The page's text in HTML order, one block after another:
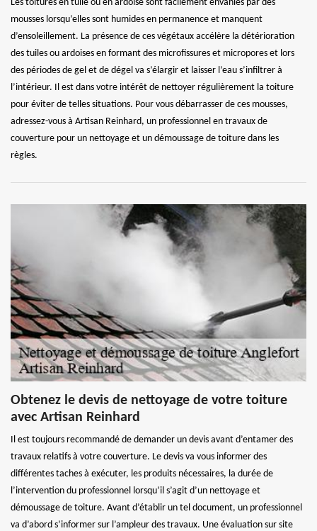
Les toitures en tuile ou en ardoise sont facilement envahies par des
mousses lorsqu’elles sont humides en permanence et manquent
d’ensoleillement. La présence de ces végétaux accélère la détérioration
des tuiles ou ardoises en formant des microfissures et micropores et lors
des périodes de gel et de dégel va s’élargir et laisser l’eau s’infiltrer à
l’intérieur. Il est dans votre intérêt de nettoyer régulièrement la toiture
pour éviter de telles situations. Pour vous débarrasser de ces mousses,
adressez-vous à Artisan Reinhard, un professionnel en travaux de
couverture pour un nettoyage et un démoussage de toiture dans les
règles.
Obtenez le devis de nettoyage de votre toiture
avec Artisan Reinhard
Il est toujours recommandé de demander un devis avant d’entamer des
travaux relatifs à votre couverture. Le devis va vous informer des
différentes taches à exécuter, les produits nécessaires, la durée de
l’intervention du professionnel lorsqu’il s’agit d’un nettoyage et
démoussage de toiture. Avant d’établir un tel document, un professionnel
va d’abord s’informer sur l’ampleur des travaux. Une évaluation sur site